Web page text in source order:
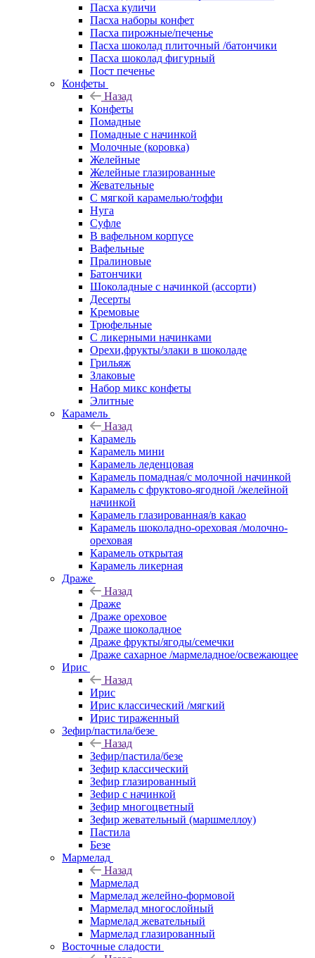
Пасха куличи
Пасха наборы конфет
Пасха пирожные/печенье
Пасха шоколад плиточный /батончики
Пасха шоколад фигурный
Пост печенье
Конфеты
Назад
Конфеты
Помадные
Помадные с начинкой
Молочные (коровка)
Желейные
Желейные глазированные
Жевательные
С мягкой карамелью/тоффи
Нуга
Суфле
В вафельном корпусе
Вафельные
Пралиновые
Батончики
Шоколадные с начинкой (ассорти)
Десерты
Кремовые
Трюфельные
С ликерными начинками
Орехи,фрукты/злаки в шоколаде
Грильяж
Злаковые
Набор микс конфеты
Элитные
Карамель
Назад
Карамель
Карамель мини
Карамель леденцовая
Карамель помадная/с молочной начинкой
Карамель с фруктово-ягодной /желейной
начинкой
Карамель глазированная/в какао
Карамель шоколадно-ореховая /молочно-
ореховая
Карамель открытая
Карамель ликерная
Драже
Назад
Драже
Драже ореховое
Драже шоколадное
Драже фрукты/ягоды/семечки
Драже сахарное /мармеладное/освежающее
Ирис
Назад
Ирис
Ирис классический /мягкий
Ирис тираженный
Зефир/пастила/безе
Назад
Зефир/пастила/безе
Зефир классический
Зефир глазированный
Зефир с начинкой
Зефир многоцветный
Зефир жевательный (маршмеллоу)
Пастила
Безе
Мармелад
Назад
Мармелад
Мармелад желейно-формовой
Мармелад многослойный
Мармелад жевательный
Мармелад глазированный
Восточные сладости